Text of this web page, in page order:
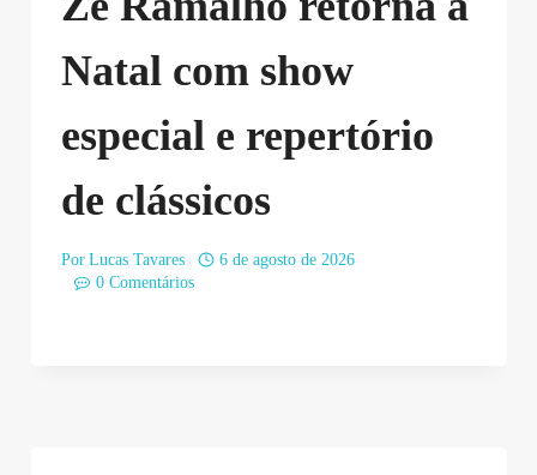
Natal com show
especial e repertório
de clássicos
Por Lucas Tavares
6 de agosto de 2026
0 Comentários